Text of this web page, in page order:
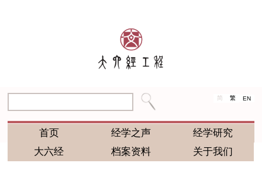
简 繁 EN
首页 经学之声
经学研究
大六经
档案资料 关于我们